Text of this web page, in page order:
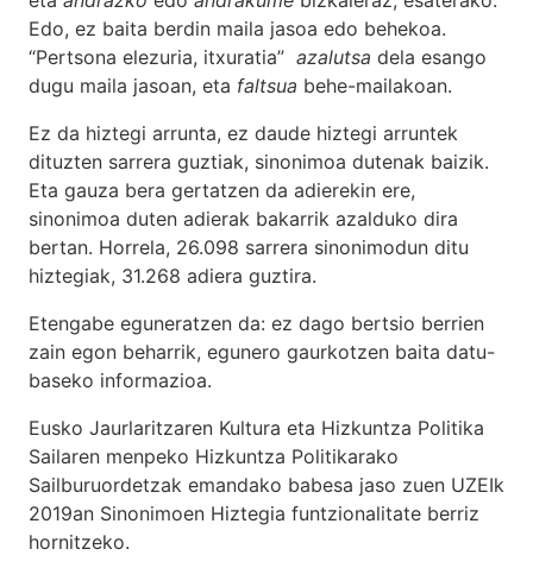
Edo, ez baita berdin maila jasoa edo behekoa.
“Pertsona elezuria, itxuratia” azalutsa dela esango
dugu maila jasoan, eta faltsua behe-mailakoan.
Ez da hiztegi arrunta, ez daude hiztegi arruntek
dituzten sarrera guztiak, sinonimoa dutenak baizik.
Eta gauza bera gertatzen da adierekin ere,
sinonimoa duten adierak bakarrik azalduko dira
bertan. Horrela, 26.098 sarrera sinonimodun ditu
hiztegiak, 31.268 adiera guztira.
Etengabe eguneratzen da: ez dago bertsio berrien
zain egon beharrik, egunero gaurkotzen baita datu-
baseko informazioa.
Eusko Jaurlaritzaren Kultura eta Hizkuntza Politika
Sailaren menpeko Hizkuntza Politikarako
Sailburuordetzak emandako babesa jaso zuen UZEIk
2019an Sinonimoen Hiztegia funtzionalitate berriz
hornitzeko.